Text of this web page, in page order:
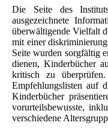
Die Seite des
ausgezeichnete
überwältigende Vielfalt
mit einer
Seite wurden sorgfältig
dienen, Kinderbücher
kritisch zu
Empfehlungslisten auf
Kinderbücher
vorurteilsbewusste,
verschiedene